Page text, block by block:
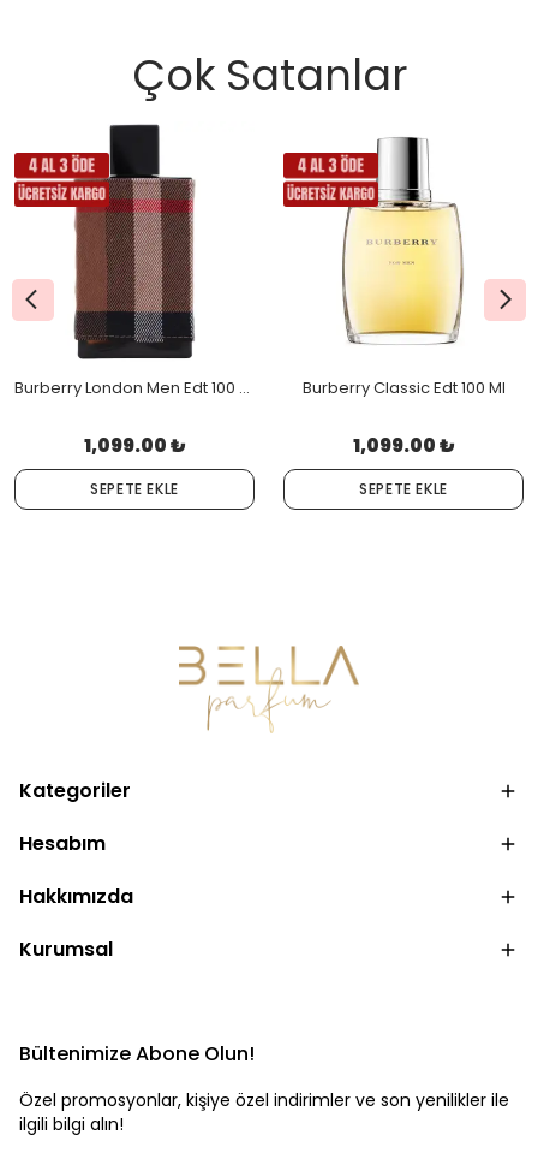
Çok Satanlar
Burberry London Men Edt 100 ML
1,099.00 ₺
SEPETE EKLE
Burberry Classic Edt 100 Ml
1,099.00 ₺
SEPETE EKLE
Kategoriler
Hesabım
Hakkımızda
Kurumsal
Bültenimize Abone Olun!
Özel promosyonlar, kişiye özel indirimler ve son yenilikler ile
ilgili bilgi alın!